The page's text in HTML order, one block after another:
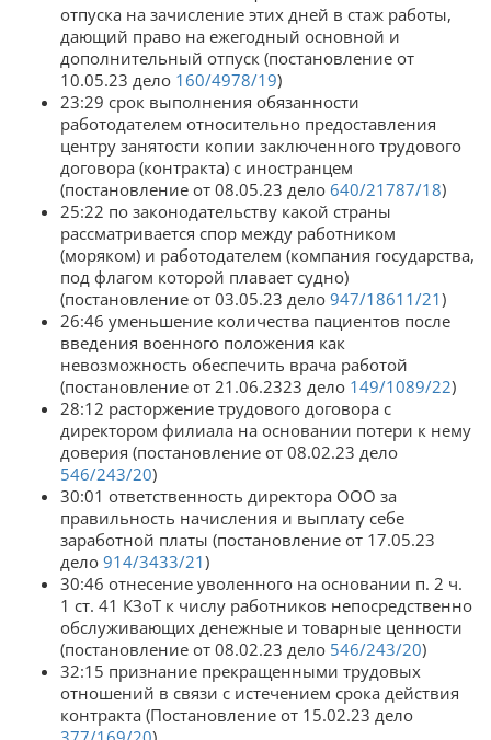
отпуска на зачисление этих дней в стаж работы,
дающий право на ежегодный основной и
дополнительный отпуск (постановление от
10.05.23 дело 160/4978/19)
23:29 срок выполнения обязанности
работодателем относительно предоставления
центру занятости копии заключенного трудового
договора (контракта) с иностранцем
(постановление от 08.05.23 дело 640/21787/18)
25:22 по законодательству какой страны
рассматривается спор между работником
(моряком) и работодателем (компания государства,
под флагом которой плавает судно)
(постановление от 03.05.23 дело 947/18611/21)
26:46 уменьшение количества пациентов после
введения военного положения как
невозможность обеспечить врача работой
(постановление от 21.06.2323 дело 149/1089/22)
28:12 расторжение трудового договора с
директором филиала на основании потери к нему
доверия (постановление от 08.02.23 дело
546/243/20)
30:01 ответственность директора ООО за
правильность начисления и выплату себе
заработной платы (постановление от 17.05.23
дело 914/3433/21)
30:46 отнесение уволенного на основании п. 2 ч.
1 ст. 41 КЗоТ к числу работников непосредственно
обслуживающих денежные и товарные ценности
(постановление от 08.02.23 дело 546/243/20)
32:15 признание прекращенными трудовых
отношений в связи с истечением срока действия
контракта (Постановление от 15.02.23 дело